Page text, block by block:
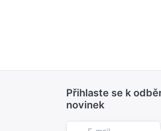
Přihlaste se k
novinek